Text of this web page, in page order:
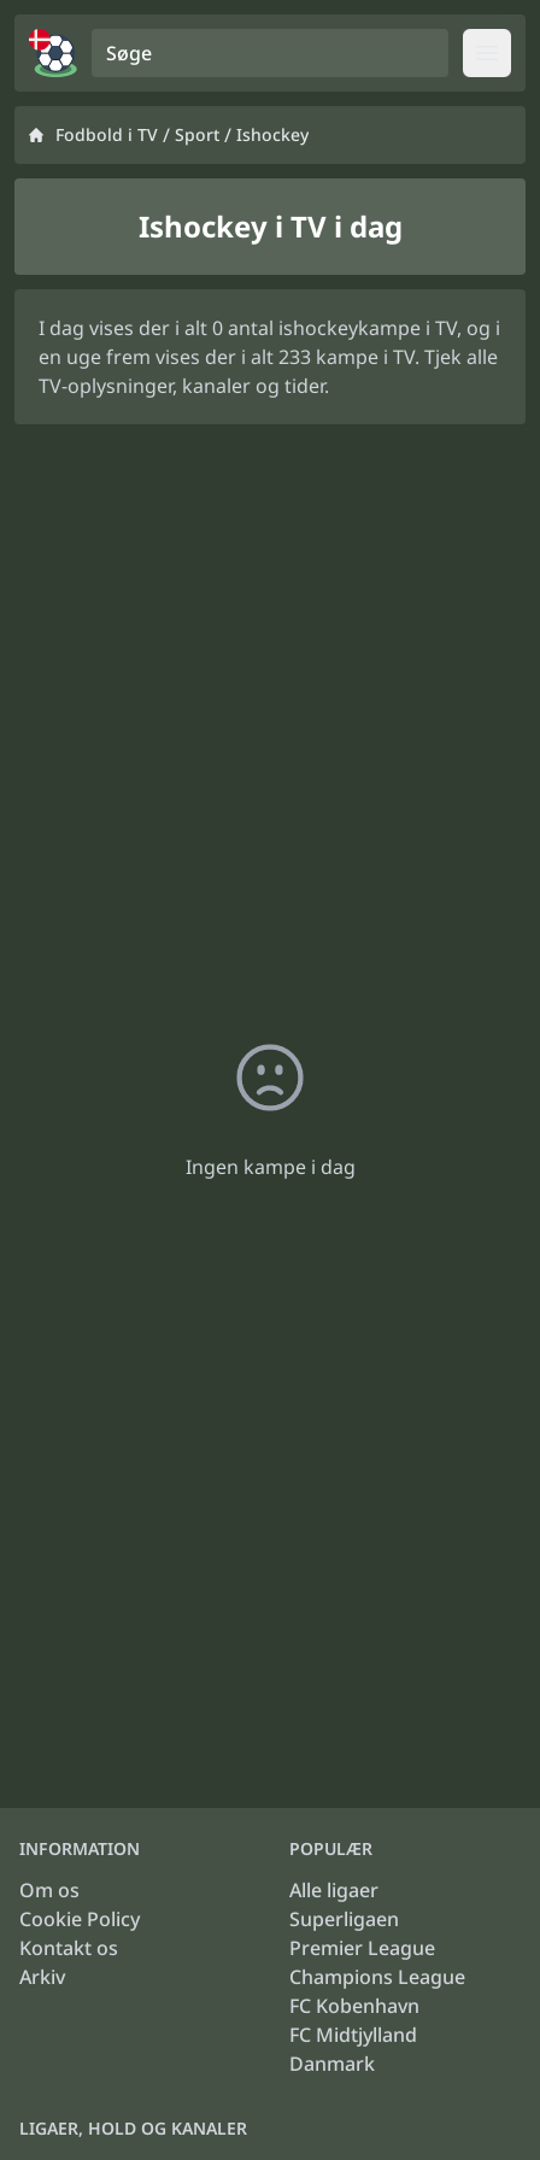
Fodbold i TV / Sport / Ishockey
Ishockey i TV i dag
I dag vises der i alt 0 antal ishockeykampe i TV, og i
en uge frem vises der i alt 233 kampe i TV. Tjek alle
TV-oplysninger, kanaler og tider.
Ingen kampe i dag
INFORMATION
Om os
Cookie Policy
Kontakt os
Arkiv
POPULÆR
Alle ligaer
Superligaen
Premier League
Champions League
FC Kobenhavn
FC Midtjylland
Danmark
LIGAER, HOLD OG KANALER